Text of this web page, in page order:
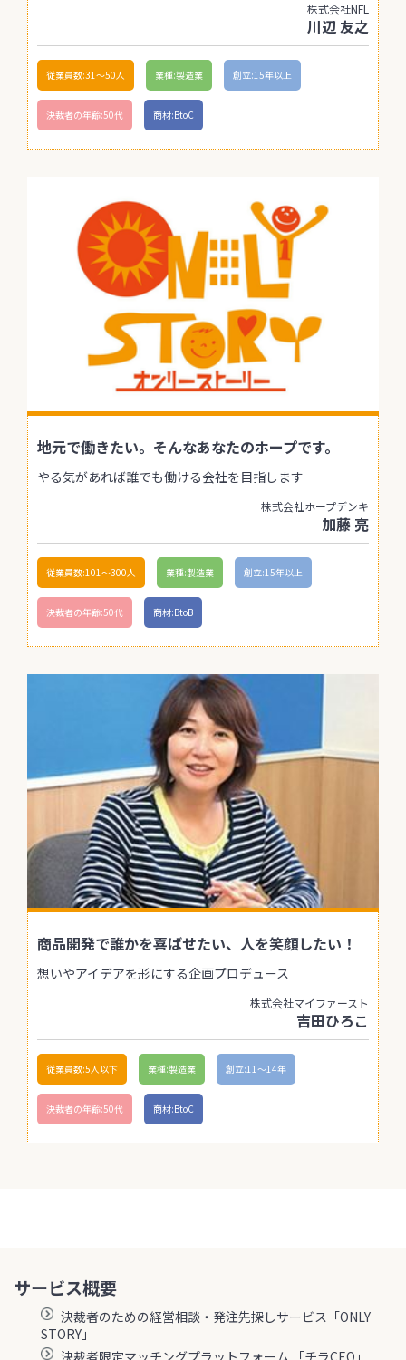
株式会社NFL
川辺 友之
従業員数:31〜50人 業種:製造業 創立:15年以上
決裁者の年齢:50代 商材:BtoC
地元で働きたい。そんなあなたのホープです。
やる気があれば誰でも働ける会社を目指します
株式会社ホープデンキ
加藤 亮
従業員数:101〜300人 業種:製造業 創立:15年以上
決裁者の年齢:50代 商材:BtoB
商品開発で誰かを喜ばせたい、人を笑顔したい！
想いやアイデアを形にする企画プロデュース
株式会社マイファースト
吉田ひろこ
従業員数:5人以下 業種:製造業 創立:11〜14年
決裁者の年齢:50代 商材:BtoC
サービス概要
決裁者のための経営相談・発注先探しサービス「ONLY
STORY」